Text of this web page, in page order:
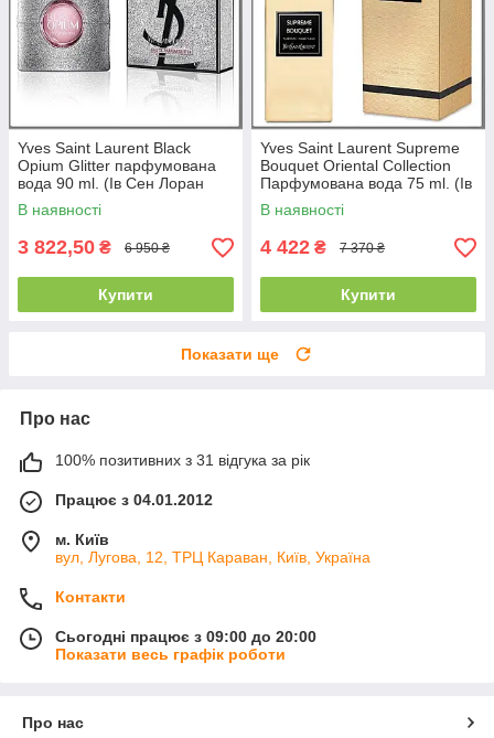
Yves Saint Laurent Black
Opium Glitter парфумована
вода 90 ml. (Ів Сен Лоран
Блек Опіум Гліттер)
В наявності
3 822,50 ₴ 6 950 ₴
Купити
Yves Saint Laurent Supreme
Bouquet Oriental Collection
Парфумована вода 75 ml. (Ів
Cen Лоран Суприм Букет)
В наявності
4 422 ₴ 7 370 ₴
Купити
Показати ще
Про нас
100% позитивних з 31 відгука за рік
Працює з 04.01.2012
м. Київ
вул, Лугова, 12, ТРЦ Караван, Київ, Україна
Контакти
Сьогодні працює з 09:00 до 20:00
Показати весь графік роботи
Про нас